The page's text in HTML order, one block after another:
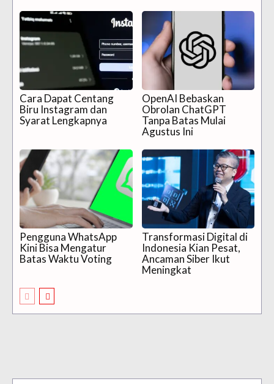
Cara Dapat Centang
Biru Instagram dan
Syarat Lengkapnya
OpenAI Bebaskan
Obrolan ChatGPT
Tanpa Batas Mulai
Agustus Ini
Pengguna WhatsApp
Kini Bisa Mengatur
Batas Waktu Voting
Transformasi Digital di
Indonesia Kian Pesat,
Ancaman Siber Ikut
Meningkat